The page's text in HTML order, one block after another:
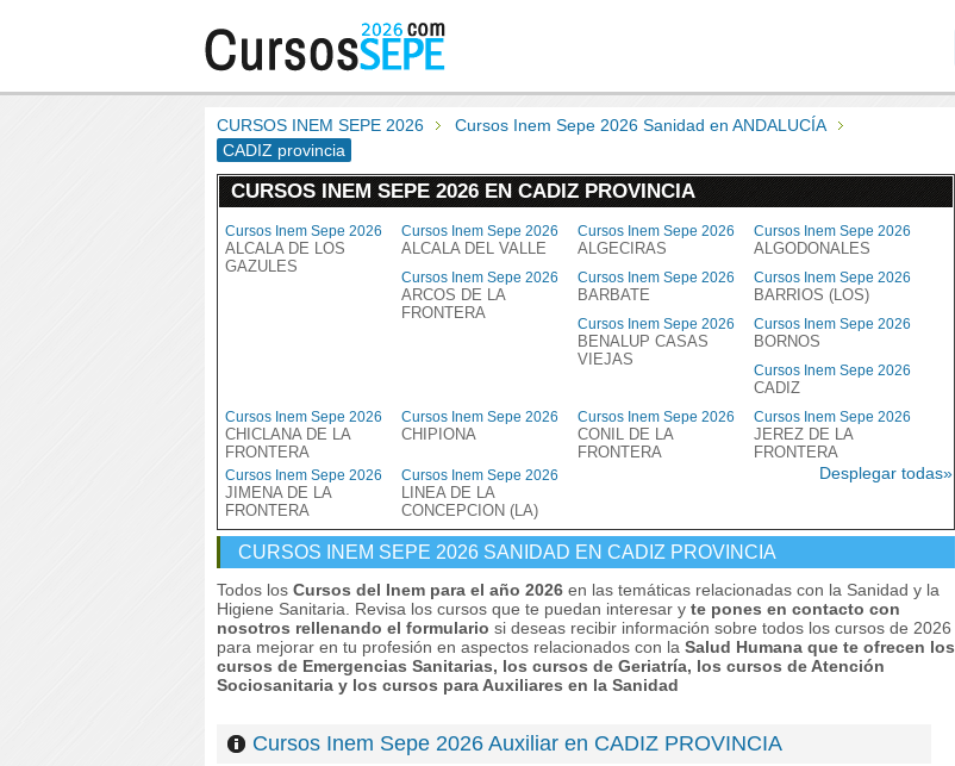
CURSOS INEM SEPE 2026
Cursos Inem Sepe 2026 Sanidad en ANDALUCÍA
CADIZ provincia
CURSOS INEM SEPE 2026 EN CADIZ PROVINCIA
Cursos Inem Sepe 2026
ALCALA DE LOS
GAZULES
Cursos Inem Sepe 2026
ALCALA DEL VALLE
Cursos Inem Sepe 2026
ALGECIRAS
Cursos Inem Sepe 2026
ALGODONALES
Cursos Inem Sepe 2026
ARCOS DE LA
FRONTERA
Cursos Inem Sepe 2026
BARBATE
Cursos Inem Sepe 2026
BARRIOS (LOS)
Cursos Inem Sepe 2026
BENALUP CASAS
VIEJAS
Cursos Inem Sepe 2026
BORNOS
Cursos Inem Sepe 2026
CADIZ
Cursos Inem Sepe 2026
CHICLANA DE LA
FRONTERA
Cursos Inem Sepe 2026
CHIPIONA
Cursos Inem Sepe 2026
CONIL DE LA
FRONTERA
Cursos Inem Sepe 2026
JEREZ DE LA
FRONTERA
Cursos Inem Sepe 2026
JIMENA DE LA
FRONTERA
Cursos Inem Sepe 2026
LINEA DE LA
CONCEPCION (LA)
Desplegar todas»
CURSOS INEM SEPE 2026 SANIDAD EN CADIZ PROVINCIA
Todos los Cursos del Inem para el año 2026 en las temáticas relacionadas con la Sanidad y la
Higiene Sanitaria. Revisa los cursos que te puedan interesar y te pones en contacto con
nosotros rellenando el formulario si deseas recibir información sobre todos los cursos de 2026
para mejorar en tu profesión en aspectos relacionados con la Salud Humana que te ofrecen los
cursos de Emergencias Sanitarias, los cursos de Geriatría, los cursos de Atención
Sociosanitaria y los cursos para Auxiliares en la Sanidad
Cursos Inem Sepe 2026 Auxiliar en CADIZ PROVINCIA